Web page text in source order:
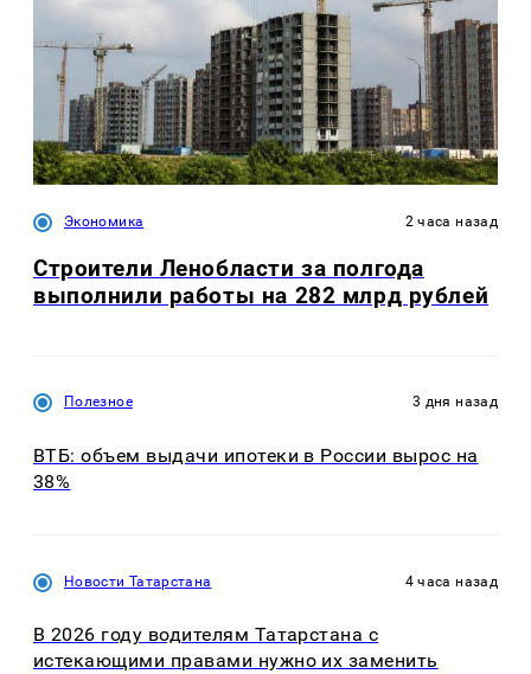
Экономика 2 часа назад
Строители Ленобласти за полгода
выполнили работы на 282 млрд рублей
Полезное 3 дня назад
ВТБ: объем выдачи ипотеки в России вырос на
38%
Новости Татарстана 4 часа назад
В 2026 году водителям Татарстана с
истекающими правами нужно их заменить